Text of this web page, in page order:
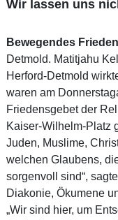
Wir lassen uns
Bewegendes
Detmold. Matitjahu
Herford-Detmold
waren am
Friedensgebet der
Kaiser-Wilhelm-Platz
Juden, Muslime,
welchen Glaubens,
sorgenvoll sind“,
Diakonie, Ökumene
„Wir sind hier, um